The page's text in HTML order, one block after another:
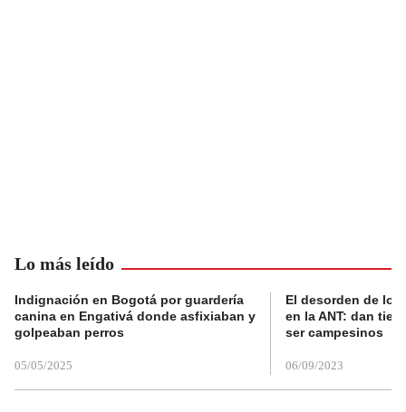
Lo más leído
Indignación en Bogotá por guardería
canina en Engativá donde asfixiaban y
golpeaban perros
05/05/2025
El desorden de
en la ANT: dan
ser campesinos
06/09/2023